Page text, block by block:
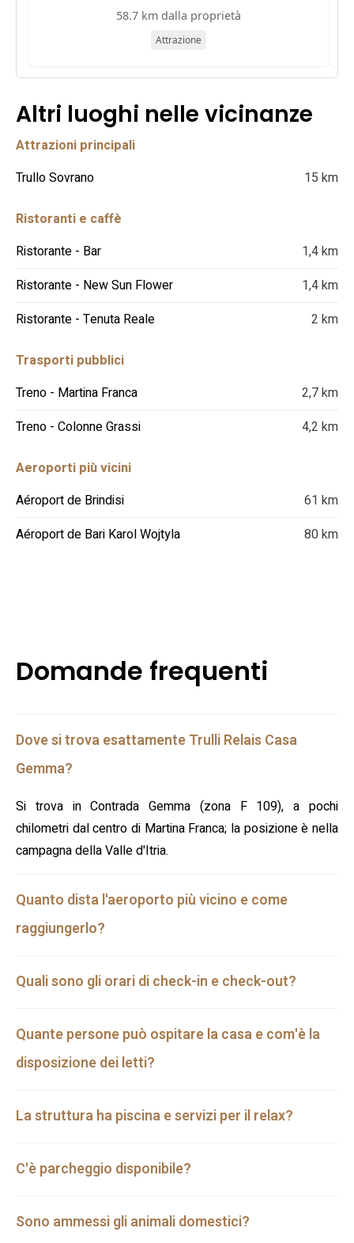
58.7 km dalla proprietà
Attrazione
Altri luoghi nelle vicinanze
Attrazioni principali
Trullo Sovrano
15 km
Ristoranti e caffè
Ristorante - Bar
1,4 km
Ristorante - New Sun Flower
1,4 km
Ristorante - Tenuta Reale
2 km
Trasporti pubblici
Treno - Martina Franca
2,7 km
Treno - Colonne Grassi
4,2 km
Aeroporti più vicini
Aéroport de Brindisi
61 km
Aéroport de Bari Karol Wojtyla
80 km
Domande frequenti
Dove si trova esattamente Trulli Relais Casa
Gemma?
Si trova in Contrada Gemma (zona F 109), a pochi
chilometri dal centro di Martina Franca; la posizione è nella
campagna della Valle d'Itria.
Quanto dista l'aeroporto più vicino e come
raggiungerlo?
Quali sono gli orari di check-in e check-out?
Quante persone può ospitare la casa e com'è la
disposizione dei letti?
La struttura ha piscina e servizi per il relax?
C'è parcheggio disponibile?
Sono ammessi gli animali domestici?